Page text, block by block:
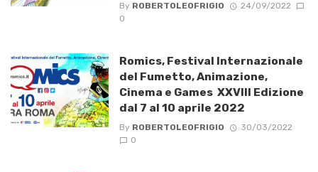
By ROBERTOLEOFRIGIO
24/09/2022
0
Romics, Festival Internazionale
del Fumetto, Animazione,
Cinema e Games XXVIII Edizione
dal 7 al 10 aprile 2022
By ROBERTOLEOFRIGIO
30/03/2022
0